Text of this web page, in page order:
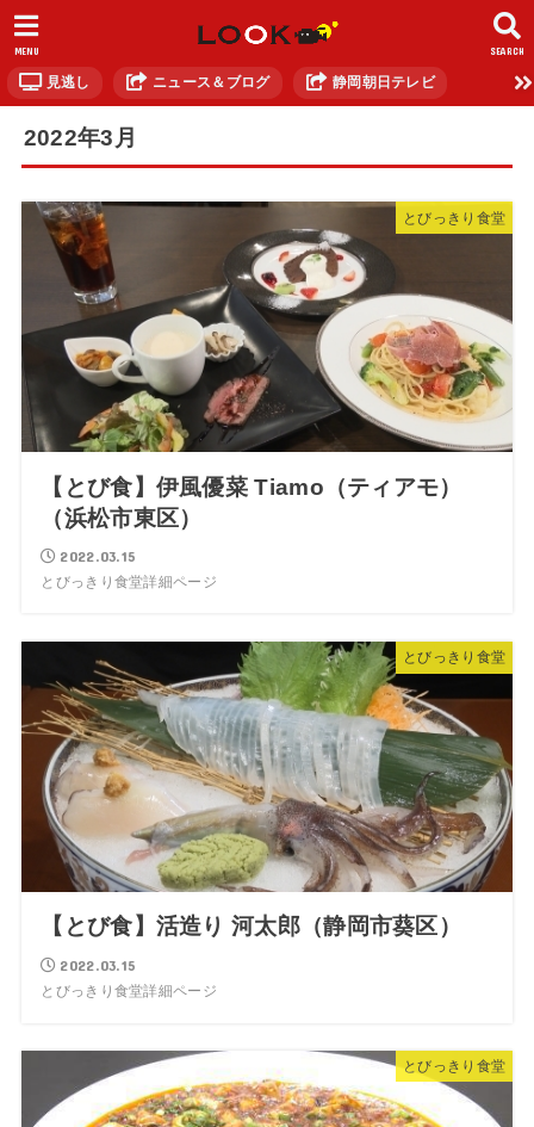
SEARCH
MENU
見逃し ニュース＆ブログ 静岡朝日テレビ
2022年3月
とびっきり食堂
【とび食】伊風優菜 Tiamo（ティアモ）
（浜松市東区）
2022.03.15
とびっきり食堂詳細ページ
とびっきり食堂
【とび食】活造り 河太郎（静岡市葵区）
2022.03.15
とびっきり食堂詳細ページ
とびっきり食堂